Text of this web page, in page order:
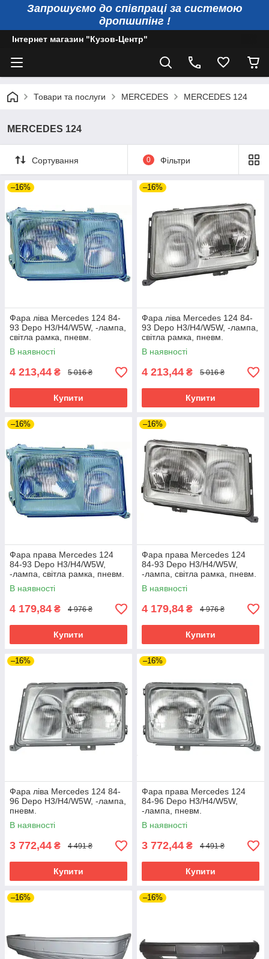
Запрошуємо до співпраці за системою
дропшипінг !
Інтернет магазин "Кузов-Центр"
Товари та послуги MERCEDES MERCEDES 124
MERCEDES 124
Сортування 0 Фільтри
–16%
Фара ліва Mercedes 124 84-
93 Depo H3/H4/W5W, -лампа,
світла рамка, пневм.
В наявності
4 213,44 ₴ 5 016 ₴
Купити
–16%
Фара ліва Mercedes 124 84-
93 Depo H3/H4/W5W, -лампа,
світла рамка, пневм.
В наявності
4 213,44 ₴ 5 016 ₴
Купити
–16%
Фара права Mercedes 124
84-93 Depo H3/H4/W5W,
-лампа, світла рамка, пневм.
В наявності
4 179,84 ₴ 4 976 ₴
Купити
–16%
Фара права Mercedes 124
84-93 Depo H3/H4/W5W,
-лампа, світла рамка, пневм.
В наявності
4 179,84 ₴ 4 976 ₴
Купити
–16%
Фара ліва Mercedes 124 84-
96 Depo H3/H4/W5W, -лампа,
пневм.
В наявності
3 772,44 ₴ 4 491 ₴
Купити
–16%
Фара права Mercedes 124
84-96 Depo H3/H4/W5W,
-лампа, пневм.
В наявності
3 772,44 ₴ 4 491 ₴
Купити
–16% –16%